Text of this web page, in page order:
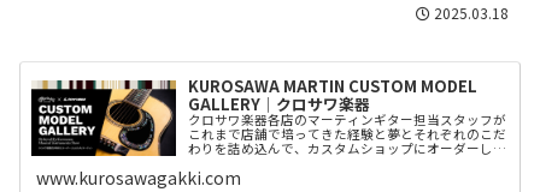
2025.03.18
KUROSAWA MARTIN CUSTOM MODEL
GALLERY│クロサワ楽器
クロサワ楽器各店のマーティンギター担当スタッフが
これまで店舗で培ってきた経験と夢とそれぞれのこだ
わりを詰め込んで、カスタムショップにオーダーした
www.kurosawagakki.com